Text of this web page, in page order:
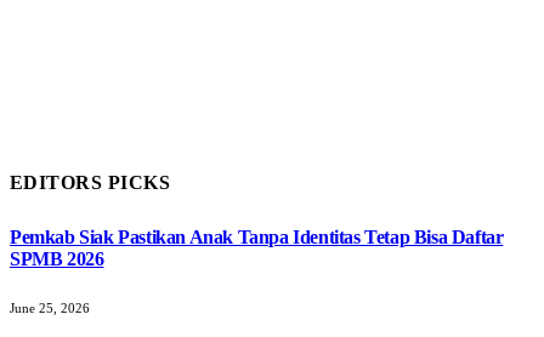
EDITORS PICKS
Pemkab Siak Pastikan Anak Tanpa Identitas Tetap Bisa Daftar
SPMB 2026
June 25, 2026